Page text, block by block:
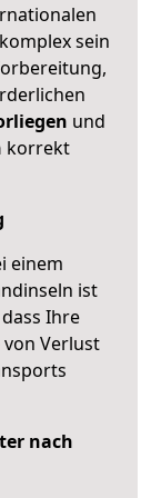
sein
und
korrekt
einem
ist
Ihre
Verlust
nach